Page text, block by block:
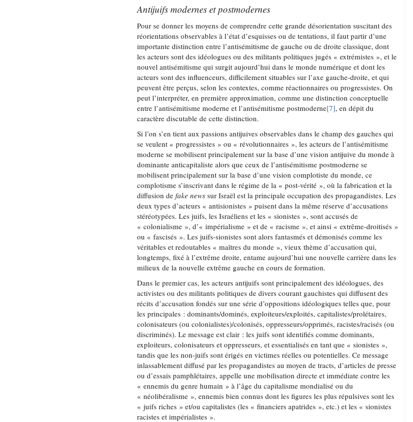
Antijuifs modernes et postmodernes
Pour se donner les moyens de comprendre cette grande désorientation suscitant des
réorientations observables à l’état d’esquisses ou de tentations, il faut partir d’une
importante distinction entre l’antisémitisme de gauche ou de droite classique, dont
les acteurs sont des idéologues ou des militants politiques jugés « extrémistes », et le
nouvel antisémitisme qui surgit aujourd’hui dans le monde numérique et dont les
acteurs sont des influenceurs, difficilement situables sur l’axe gauche-droite, et qui
peuvent être perçus, selon les contextes, comme réactionnaires ou progressistes. On
peut l’interpréter, en première approximation, comme une distinction conceptuelle
entre l’antisémitisme moderne et l’antisémitisme postmoderne[7], en dépit du
caractère discutable de cette distinction.
Si l’on s’en tient aux passions antijuives observables dans le champ des gauches qui
se veulent « progressistes » ou « révolutionnaires », les acteurs de l’antisémitisme
moderne se mobilisent principalement sur la base d’une vision antijuive du monde à
dominante anticapitaliste alors que ceux de l’antisémitisme postmoderne se
mobilisent principalement sur la base d’une vision complotiste du monde, ce
complotisme s’inscrivant dans le régime de la « post-vérité », où la fabrication et la
diffusion defake news sur Israël est la principale occupation des propagandistes. Les
deux types d’acteurs « antisionistes » puisent dans la même réserve d’accusations
stéréotypées. Les juifs, les Israéliens et les « sionistes », sont accusés de
« colonialisme », d’« impérialisme » et de « racisme », et ainsi « extrême-droitisés »
ou « fascisés ». Les juifs-sionistes sont alors fantasmés et démonisés comme les
véritables et redoutables « maîtres du monde », vieux thème d’accusation qui,
longtemps, fixé à l’extrême droite, entame aujourd’hui une nouvelle carrière dans les
milieux de la nouvelle extrême gauche en cours de formation.
Dans le premier cas, les acteurs antijuifs sont principalement des idéologues, des
activistes ou des militants politiques de divers courant gauchistes qui diffusent des
récits d’accusation fondés sur une série d’oppositions idéologiques telles que, pour
les principales : dominants/dominés, exploiteurs/exploités, capitalistes/prolétaires,
colonisateurs (ou colonialistes)/colonisés, oppresseurs/opprimés, racistes/racisés (ou
discriminés). Le message est clair : les juifs sont identifiés comme dominants,
exploiteurs, colonisateurs et oppresseurs, et essentialisés en tant que « sionistes »,
tandis que les non-juifs sont érigés en victimes réelles ou potentielles. Ce message
inlassablement diffusé par les propagandistes au moyen de tracts, d’articles de presse
ou d’essais pamphlétaires, appelle une mobilisation directe et immédiate contre les
« ennemis du genre humain » à l’âge du capitalisme mondialisé ou du
« néolibéralisme », ennemis bien connus dont les figures les plus répulsives sont les
« juifs riches » et/ou capitalistes (les « financiers apatrides », etc.) et les « sionistes
racistes et impérialistes ».